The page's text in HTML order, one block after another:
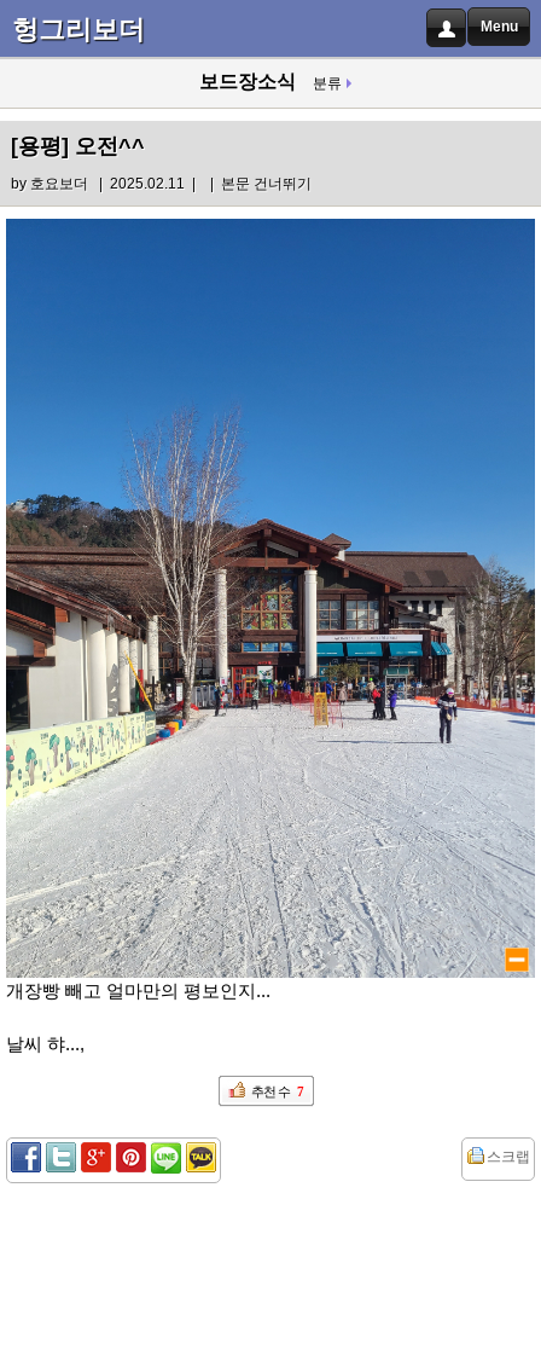
헝그리보더 Menu
보드장소식 분류
[용평] 오전^^
by 호요보더 | 2025.02.11 | | 본문 건너뛰기
개장빵 빼고 얼마만의 평보인지...
날씨 햐...,
추천 수 7
스크랩